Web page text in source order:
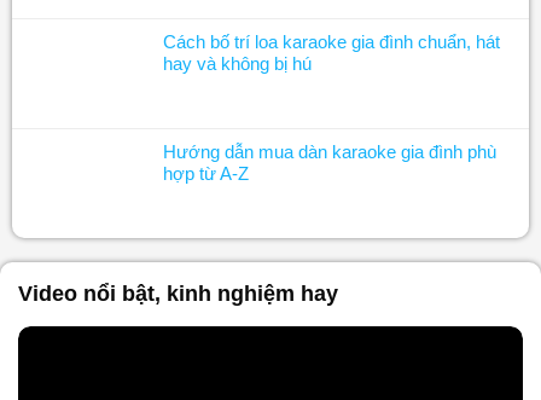
Cách bố trí loa karaoke gia đình chuẩn, hát
hay và không bị hú
Hướng dẫn mua dàn karaoke gia đình phù
hợp từ A-Z
Video nổi bật, kinh nghiệm hay